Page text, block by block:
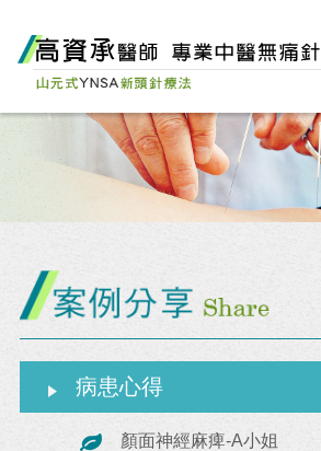
病患心得
顏面神經麻痺-A小姐